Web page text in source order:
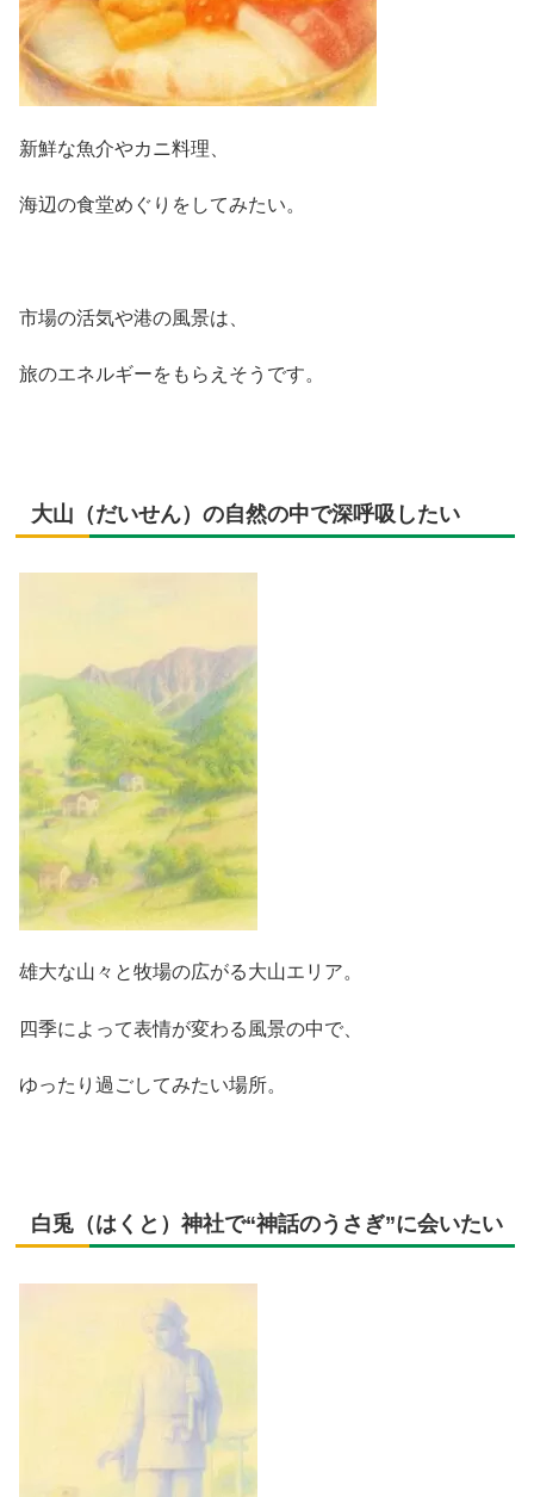
新鮮な魚介やカニ料理、
海辺の食堂めぐりをしてみたい。
市場の活気や港の風景は、
旅のエネルギーをもらえそうです。
大山（だいせん）の自然の中で深呼吸したい
雄大な山々と牧場の広がる大山エリア。
四季によって表情が変わる風景の中で、
ゆったり過ごしてみたい場所。
白兎（はくと）神社で“神話のうさぎ”に会いたい